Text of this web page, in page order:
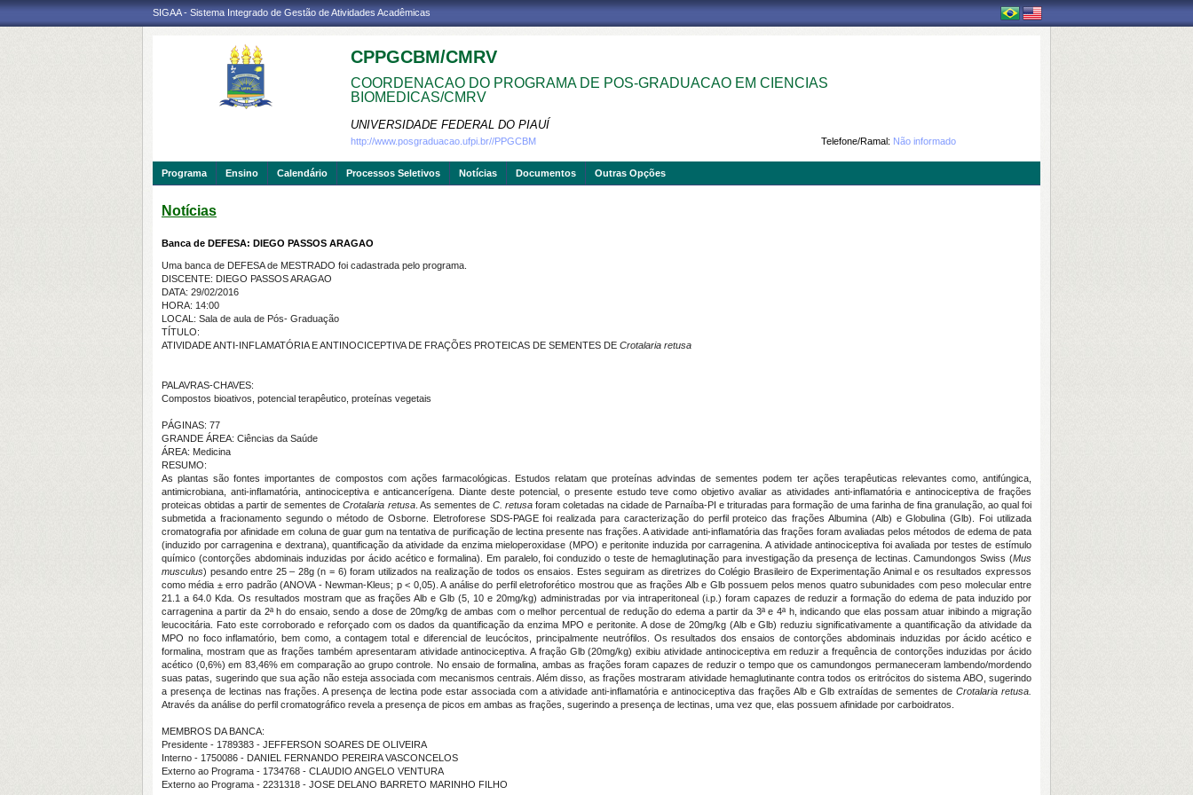
SIGAA - Sistema Integrado de Gestão de Atividades Acadêmicas
CPPGCBM/CMRV
COORDENACAO DO PROGRAMA DE POS-GRADUACAO EM CIENCIAS
BIOMEDICAS/CMRV
UNIVERSIDADE FEDERAL DO PIAUÍ
Telefone/Ramal: Não informado
http://www.posgraduacao.ufpi.br//PPGCBM
Programa Ensino Calendário Processos Seletivos Notícias Documentos Outras Opções
Notícias
Banca de DEFESA: DIEGO PASSOS ARAGAO
Uma banca de DEFESA de MESTRADO foi cadastrada pelo programa.
DISCENTE: DIEGO PASSOS ARAGAO
DATA: 29/02/2016
HORA: 14:00
LOCAL: Sala de aula de Pós- Graduação
TÍTULO:
ATIVIDADE ANTI-INFLAMATÓRIA E ANTINOCICEPTIVA DE FRAÇÕES PROTEICAS DE SEMENTES DE Crotalaria retusa
PALAVRAS-CHAVES:
Compostos bioativos, potencial terapêutico, proteínas vegetais
PÁGINAS: 77
GRANDE ÁREA: Ciências da Saúde
ÁREA: Medicina
RESUMO:
As plantas são fontes importantes de compostos com ações farmacológicas. Estudos relatam que proteínas advindas de sementes podem ter ações terapêuticas relevantes como, antifúngica,
antimicrobiana, anti-inflamatória, antinociceptiva e anticancerígena. Diante deste potencial, o presente estudo teve como objetivo avaliar as atividades anti-inflamatória e antinociceptiva de frações
proteicas obtidas a partir de sementes deCrotalaria retusa. As sementes de C. retusa foram coletadas na cidade de Parnaíba-PI e trituradas para formação de uma farinha de fina granulação, ao qual foi
submetida a fracionamento segundo o método de Osborne. Eletroforese SDS-PAGE foi realizada para caracterização do perfil proteico das frações Albumina (Alb) e Globulina (Glb). Foi utilizada
cromatografia por afinidade em coluna de guar gum na tentativa de purificação de lectina presente nas frações. A atividade anti-inflamatória das frações foram avaliadas pelos métodos de edema de pata
(induzido por carragenina e dextrana), quantificação da atividade da enzima mieloperoxidase (MPO) e peritonite induzida por carragenina. A atividade antinociceptiva foi avaliada por testes de estímulo
químico (contorções abdominais induzidas por ácido acético e formalina). Em paralelo, foi conduzido o teste de hemaglutinação para investigação da presença de lectinas. Camundongos Swiss (Mus
musculus) pesando entre 25 – 28g (n = 6) foram utilizados na realização de todos os ensaios. Estes seguiram as diretrizes do Colégio Brasileiro de Experimentação Animal e os resultados expressos
como média ± erro padrão (ANOVA - Newman-Kleus; p < 0,05). A análise do perfil eletroforético mostrou que as frações Alb e Glb possuem pelos menos quatro subunidades com peso molecular entre
21.1 a 64.0 Kda. Os resultados mostram que as frações Alb e Glb (5, 10 e 20mg/kg) administradas por via intraperitoneal (i.p.) foram capazes de reduzir a formação do edema de pata induzido por
carragenina a partir da 2ª h do ensaio, sendo a dose de 20mg/kg de ambas com o melhor percentual de redução do edema a partir da 3ª e 4ª h, indicando que elas possam atuar inibindo a migração
leucocitária. Fato este corroborado e reforçado com os dados da quantificação da enzima MPO e peritonite. A dose de 20mg/kg (Alb e Glb) reduziu significativamente a quantificação da atividade da
MPO no foco inflamatório, bem como, a contagem total e diferencial de leucócitos, principalmente neutrófilos. Os resultados dos ensaios de contorções abdominais induzidas por ácido acético e
formalina, mostram que as frações também apresentaram atividade antinociceptiva. A fração Glb (20mg/kg) exibiu atividade antinociceptiva em reduzir a frequência de contorções induzidas por ácido
acético (0,6%) em 83,46% em comparação ao grupo controle. No ensaio de formalina, ambas as frações foram capazes de reduzir o tempo que os camundongos permaneceram lambendo/mordendo
suas patas, sugerindo que sua ação não esteja associada com mecanismos centrais. Além disso, as frações mostraram atividade hemaglutinante contra todos os eritrócitos do sistema ABO, sugerindo
a presença de lectinas nas frações. A presença de lectina pode estar associada com a atividade anti-inflamatória e antinociceptiva das frações Alb e Glb extraídas de sementes deCrotalaria retusa.
Através da análise do perfil cromatográfico revela a presença de picos em ambas as frações, sugerindo a presença de lectinas, uma vez que, elas possuem afinidade por carboidratos.
MEMBROS DA BANCA:
Presidente - 1789383 - JEFFERSON SOARES DE OLIVEIRA
Interno - 1750086 - DANIEL FERNANDO PEREIRA VASCONCELOS
Externo ao Programa - 1734768 - CLAUDIO ANGELO VENTURA
Externo ao Programa - 2231318 - JOSE DELANO BARRETO MARINHO FILHO